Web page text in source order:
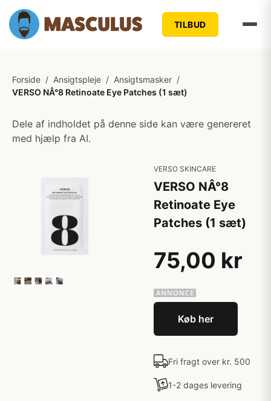
TILBUD
Forside / Ansigtspleje / Ansigtsmasker /
VERSO NÂ°8 Retinoate Eye Patches (1 sæt)
Dele af indholdet på denne side kan være genereret
med hjælp fra AI.
VERSO SKINCARE
VERSO NÂ°8
Retinoate Eye
Patches (1 sæt)
75,00 kr
Køb her
Fri fragt over kr. 500
1-2 dages levering